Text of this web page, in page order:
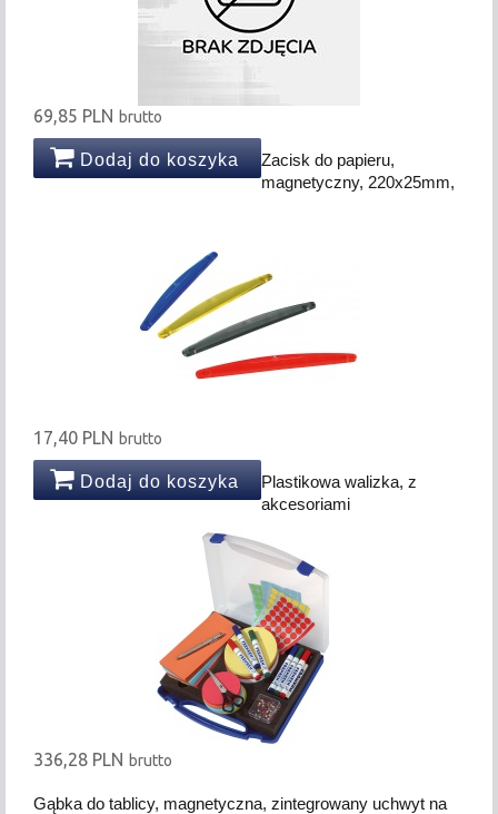
69,85 PLN brutto
Dodaj do koszyka
Zacisk do papieru,
magnetyczny, 220x25mm,
17,40 PLN brutto
Dodaj do koszyka
Plastikowa walizka, z
akcesoriami
336,28 PLN brutto
Gąbka do tablicy, magnetyczna, zintegrowany uchwyt na